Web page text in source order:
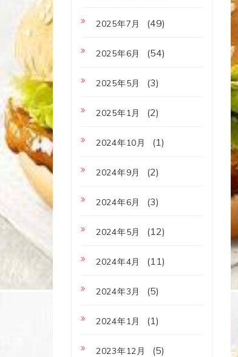
2025年7月 (49)
2025年6月 (54)
2025年5月 (3)
2025年1月 (2)
2024年10月 (1)
2024年9月 (2)
2024年6月 (3)
2024年5月 (12)
2024年4月 (11)
2024年3月 (5)
2024年1月 (1)
2023年12月 (5)